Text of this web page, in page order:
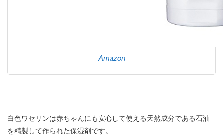
Amazon
白色ワセリンは赤ちゃんにも安心して使える天然成分である石油
を精製して作られた保湿剤です。